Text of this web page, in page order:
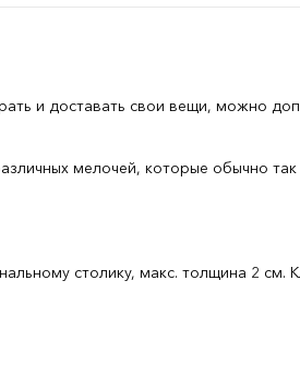
и доставать свои вещи, можно
мелочей, которые обычно так
столику, макс. толщина 2 см.